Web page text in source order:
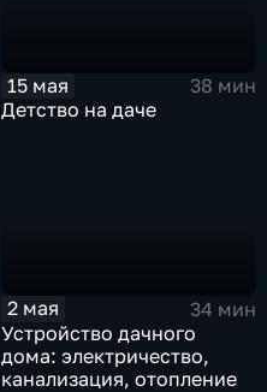
15 мая
38 мин
Детство на даче
2 мая
34 мин
Устройство дачного
дома: электричество,
канализация, отопление